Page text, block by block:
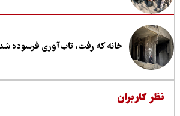
خانه که رفت، تاب‌آوری فرسوده شد
کاربران